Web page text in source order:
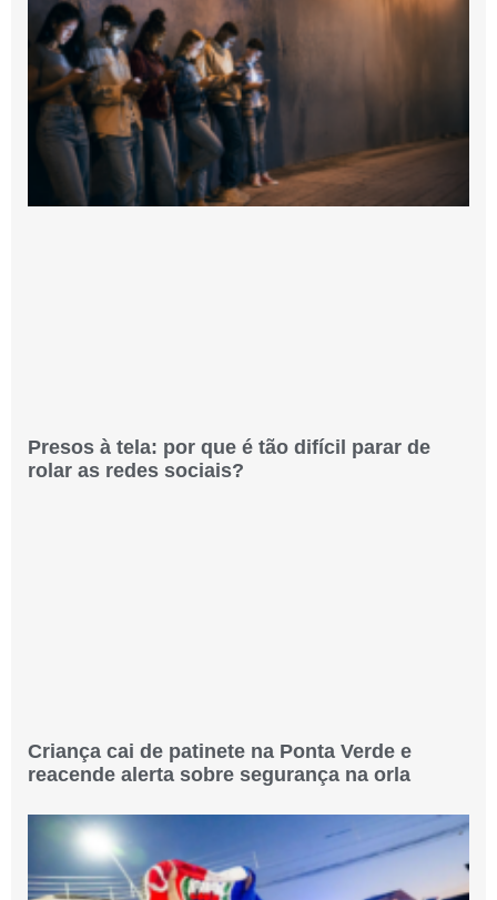
Presos à tela: por que é tão difícil parar de
rolar as redes sociais?
Criança cai de patinete na Ponta Verde e
reacende alerta sobre segurança na orla